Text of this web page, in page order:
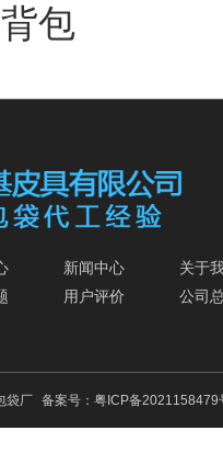
包
新闻中心
关于
用户评价 公司
袋厂 备案号： 粤ICP备2021158479